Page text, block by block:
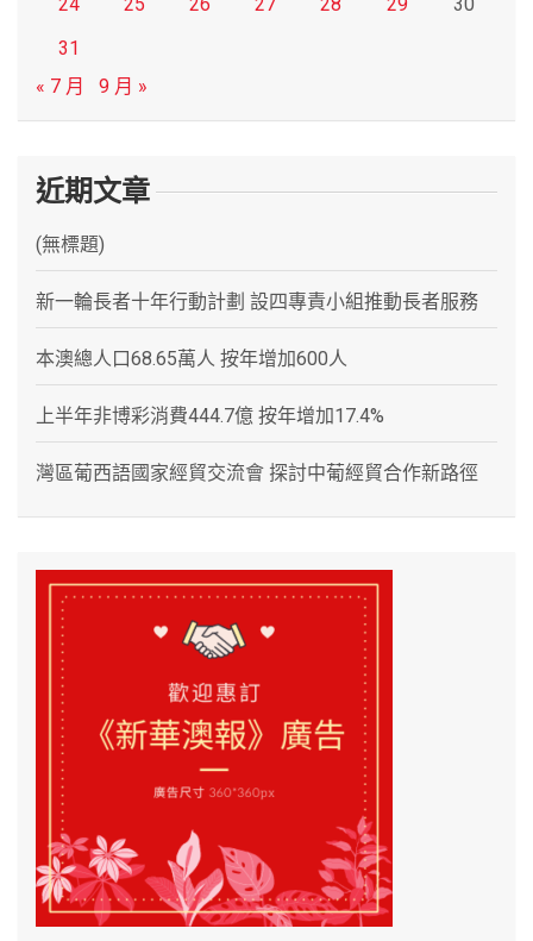
31
« 7 月
9 月 »
近期文章
(無標題)
新一輪長者十年行動計劃 設四專責小組推動長者服務
本澳總人口68.65萬人 按年增加600人
上半年非博彩消費444.7億 按年增加17.4%
灣區葡西語國家經貿交流會 探討中葡經貿合作新路徑